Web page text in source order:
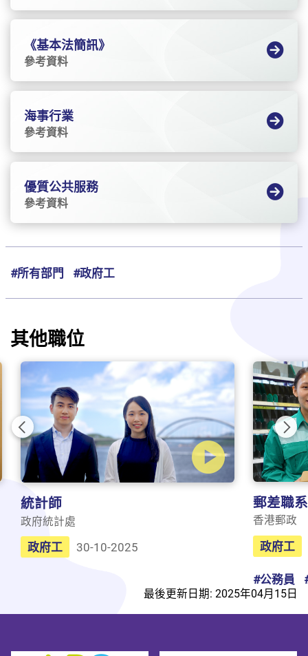
《基本法簡訊》
參考資料
海事行業
參考資料
優質公共服務
參考資料
#所有部門 #政府工
其他職位
Previous
統計師
政府統計處
政府工 30-10-2025
郵差職系
香港郵政
政府工
#公務員
最後更新日期: 2025年04月15日